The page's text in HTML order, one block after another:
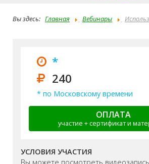
Вы здесь: Главная Вебинары
*
240
* по Московскому времени
ОПЛАТА
участие + сертификат и
УСЛОВИЯ УЧАСТИЯ